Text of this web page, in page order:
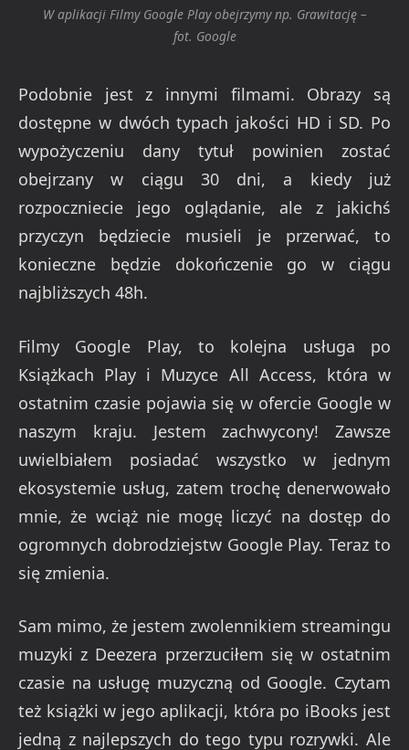
W aplikacji Filmy Google Play obejrzymy np. Grawitację –
fot. Google
Podobnie jest z innymi filmami. Obrazy są
dostępne w dwóch typach jakości HD i SD. Po
wypożyczeniu dany tytuł powinien zostać
obejrzany w ciągu 30 dni, a kiedy już
rozpoczniecie jego oglądanie, ale z jakichś
przyczyn będziecie musieli je przerwać, to
konieczne będzie dokończenie go w ciągu
najbliższych 48h.
Filmy Google Play, to kolejna usługa po
Książkach Play i Muzyce All Access, która w
ostatnim czasie pojawia się w ofercie Google w
naszym kraju. Jestem zachwycony! Zawsze
uwielbiałem posiadać wszystko w jednym
ekosystemie usług, zatem trochę denerwowało
mnie, że wciąż nie mogę liczyć na dostęp do
ogromnych dobrodziejstw Google Play. Teraz to
się zmienia.
Sam mimo, że jestem zwolennikiem streamingu
muzyki z Deezera przerzuciłem się w ostatnim
czasie na usługę muzyczną od Google. Czytam
też książki w jego aplikacji, która po iBooks jest
jedną z najlepszych do tego typu rozrywki. Ale